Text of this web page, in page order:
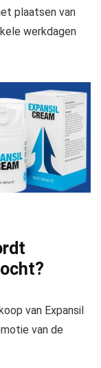
plaatsen van
werkdagen
van Expansil
van de